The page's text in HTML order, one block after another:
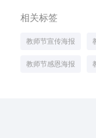
相关标签
教师节宣传海报
教师节感恩海报